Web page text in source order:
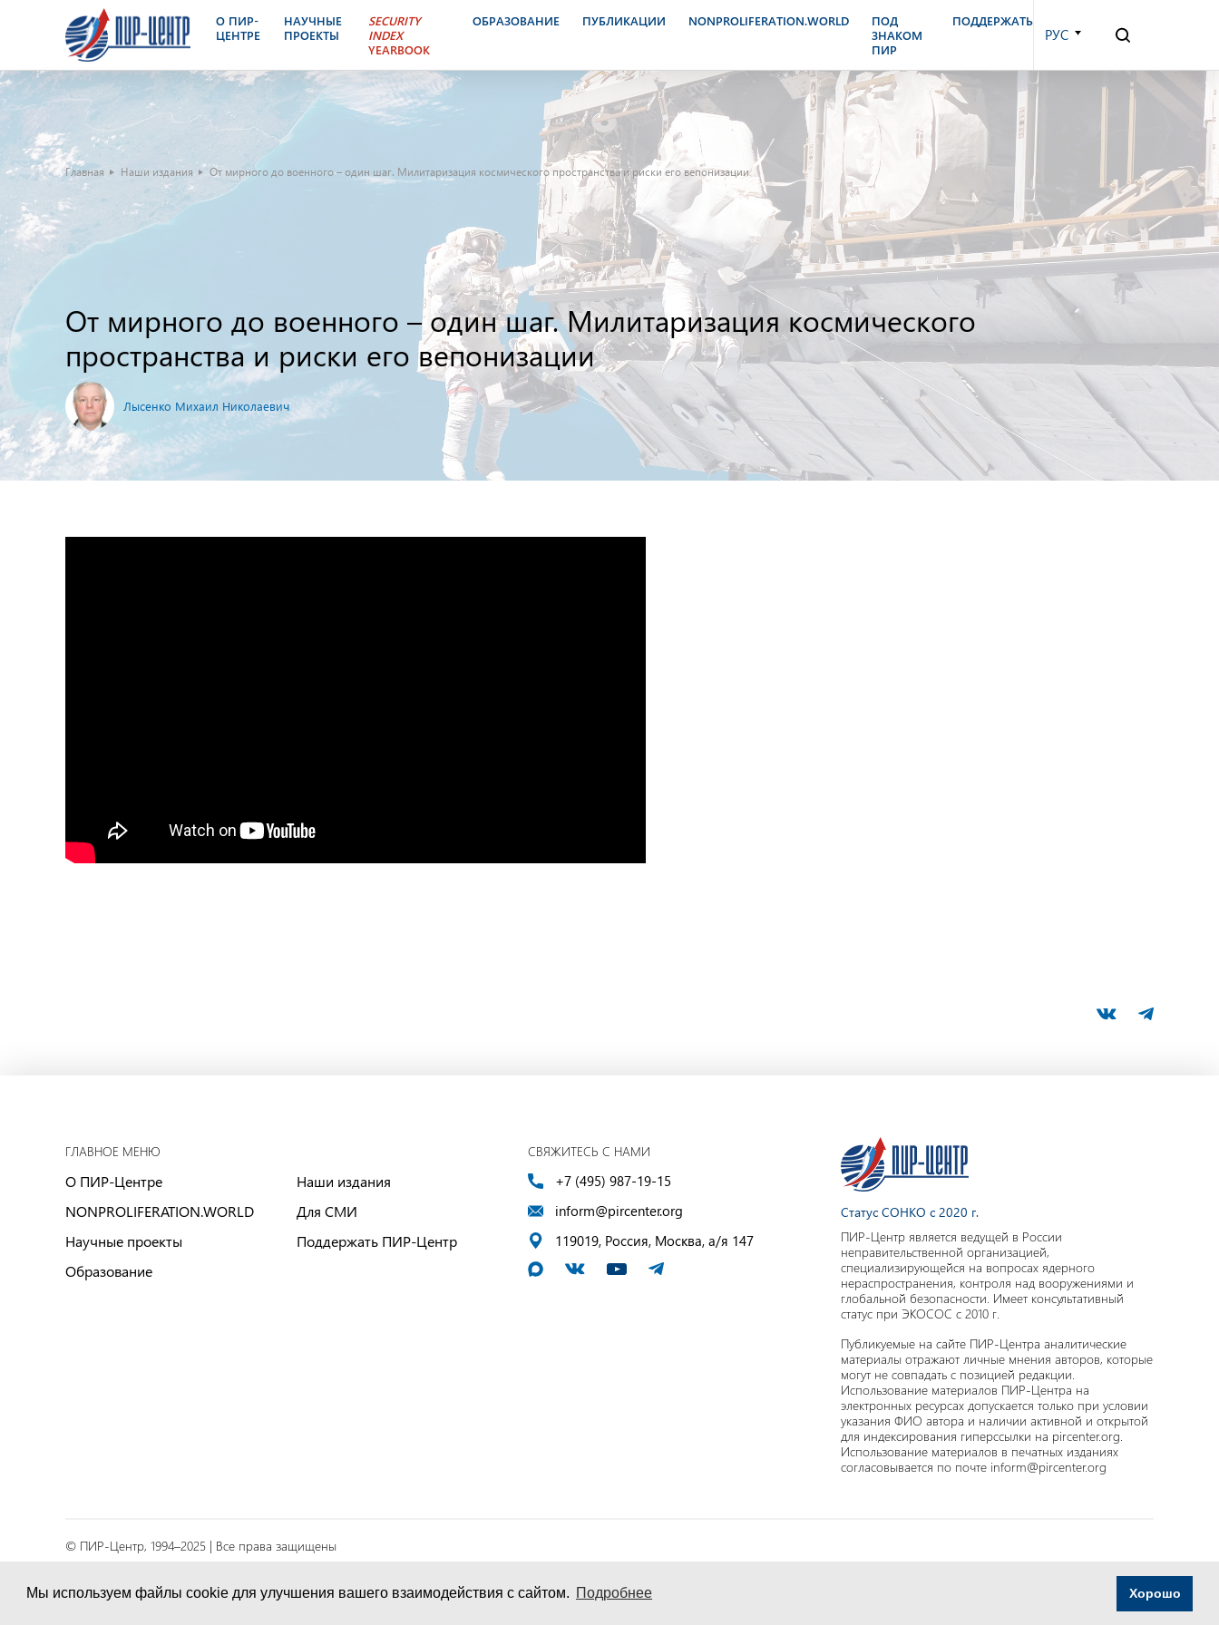
Мы используем файлы cookie для улучшения вашего взаимодействия с сайтом. Подробнее Хорошо
О ПИР-
ЦЕНТРЕ
НАУЧНЫЕ
ПРОЕКТЫ
SECURITY
INDEX
YEARBOOK
ОБРАЗОВАНИЕ ПУБЛИКАЦИИ NONPROLIFERATION.WORLD
ПОД
ЗНАКОМ
ПИР
ПОДДЕРЖАТЬ
РУС
Главная Наши издания От мирного до военного – один шаг. Милитаризация космического пространства и риски его вепонизации
От мирного до военного – один шаг. Милитаризация космического
пространства и риски его вепонизации
Лысенко Михаил Николаевич
ГЛАВНОЕ МЕНЮ
О ПИР-Центре
NONPROLIFERATION.WORLD
Научные проекты
Образование
Наши издания
Для СМИ
Поддержать ПИР-Центр
СВЯЖИТЕСЬ С НАМИ
+7 (495) 987-19-15
inform@pircenter.org
119019, Россия, Москва, а/я 147
Статус СОНКО с 2020 г.
ПИР-Центр является ведущей в России
неправительственной организацией,
специализирующейся на вопросах ядерного
нераспространения, контроля над вооружениями и
глобальной безопасности. Имеет консультативный
статус при ЭКОСОС с 2010 г.
Публикуемые на сайте ПИР-Центра аналитические
материалы отражают личные мнения авторов, которые
могут не совпадать с позицией редакции.
Использование материалов ПИР-Центра на
электронных ресурсах допускается только при условии
указания ФИО автора и наличии активной и открытой
для индексирования гиперссылки на pircenter.org.
Использование материалов в печатных изданиях
согласовывается по почте inform@pircenter.org
© ПИР-Центр, 1994–2025 | Все права защищены
Политика конфиденциальности и условия обработки персональных данных